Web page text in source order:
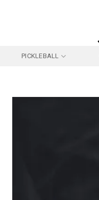
PICKLEBALL